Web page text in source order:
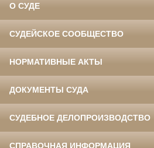
О СУДЕ
СУДЕЙСКОЕ СООБЩЕСТВО
НОРМАТИВНЫЕ АКТЫ
ДОКУМЕНТЫ СУДА
СУДЕБНОЕ ДЕЛОПРОИЗВОДСТВО
СПРАВОЧНАЯ ИНФОРМАЦИЯ